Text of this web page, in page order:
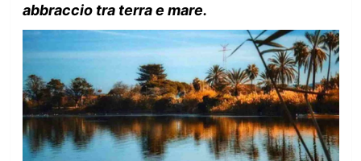
abbraccio tra terra e mare.